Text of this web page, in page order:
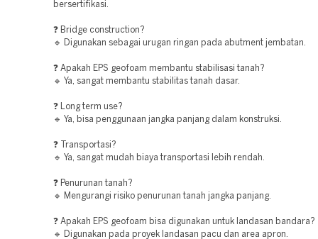
bersertifikasi.
❓ Bridge construction?
🔹 Digunakan sebagai urugan ringan pada abutment jembatan.
❓ Apakah EPS geofoam membantu stabilisasi tanah?
🔹 Ya, sangat membantu stabilitas tanah dasar.
❓ Long term use?
🔹 Ya, bisa penggunaan jangka panjang dalam konstruksi.
❓ Transportasi?
🔹 Ya, sangat mudah biaya transportasi lebih rendah.
❓ Penurunan tanah?
🔹 Mengurangi risiko penurunan tanah jangka panjang.
❓ Apakah EPS geofoam bisa digunakan untuk landasan bandara?
🔹 Digunakan pada proyek landasan pacu dan area apron.